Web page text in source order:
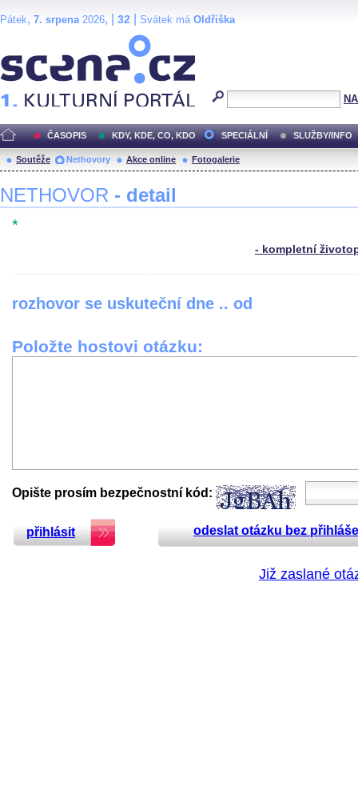
Pátek, 7. srpena2026, | 32 Svátek má Oldřiška
ČASOPIS KDY, KDE, CO, KDO SPECIÁLNÍ SLUŽBY/INFO
Soutěže Nethovory Akce online Fotogalerie
NETHOVOR - detail
*
- kompletní
rozhovor se uskuteční dne .. od
Položte hostovi otázku:
Opište prosím bezpečnostní kód:
přihlásit odeslat otázku bez
Již zaslané